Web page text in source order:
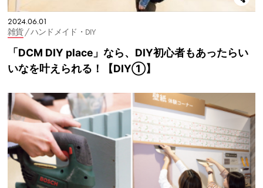
2024.06.01
雑貨/ ハンドメイド・DIY
「DCM DIY place」なら、DIY初心者もあったらい
いなを叶えられる！【DIY①】